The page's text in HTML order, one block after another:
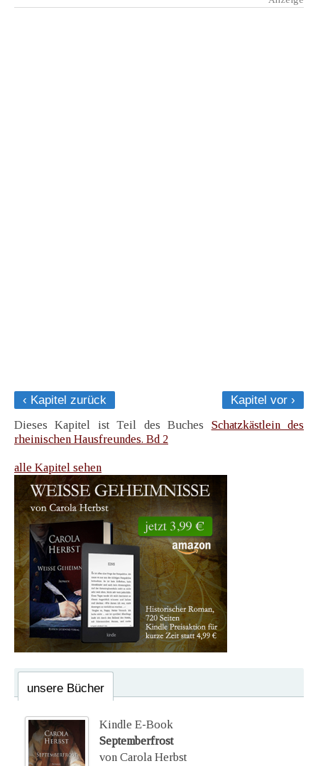
‹ Kapitel zurück
Kapitel vor ›
Dieses Kapitel ist Teil des Buches Schatzkästlein des
rheinischen Hausfreundes. Bd 2
alle Kapitel sehen
unsere Bücher
Kindle E-Book
Septemberfrost
von Carola Herbst